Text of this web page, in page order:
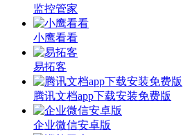
监控管家
小鹰看看
易拓客
腾讯文档app下载安装免费版
企业微信安卓版